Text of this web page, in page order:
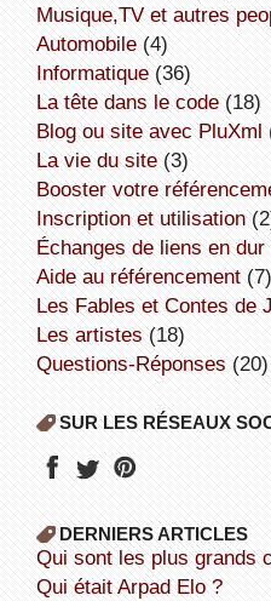
Musique,TV et autres
Automobile(4)
informatique(36)
la tête dans le code(18)
Blog ou site avec PluXml
la vie du site(3)
booster votre
inscription et utilisation
échanges de liens en dur
aide au référencement(7)
Les Fables et Contes de
Les artistes (18)
Questions-Réponses (20)
SUR LES RÉSEAUX
DERNIERS ARTICLES
Qui sont les plus
Qui était Arpad Elo ?